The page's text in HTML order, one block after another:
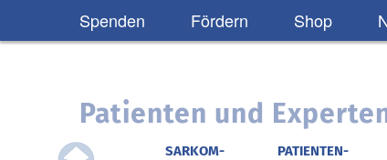
Spenden Fördern Shop
Patienten und
SARKOM-
PATIENTEN-